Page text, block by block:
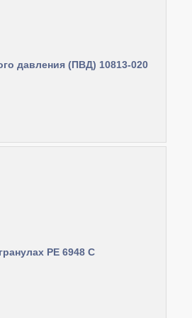
давления (ПВД) 10813-020
РЕ 6948 C